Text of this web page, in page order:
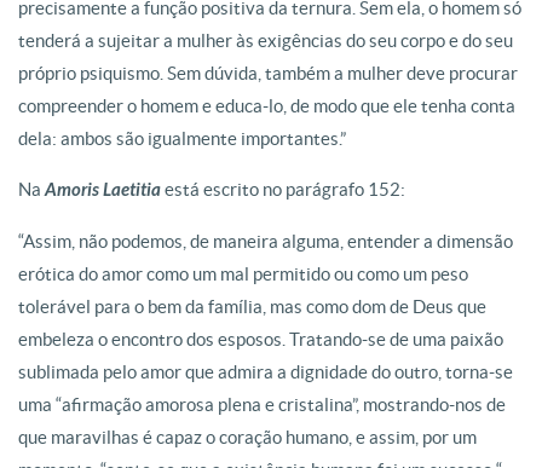
precisamente a função positiva da ternura. Sem ela, o homem só
tenderá a sujeitar a mulher às exigências do seu corpo e do seu
próprio psiquismo. Sem dúvida, também a mulher deve procurar
compreender o homem e educa-lo, de modo que ele tenha conta
dela: ambos são igualmente importantes.”
Na Amoris Laetitiaestá escrito no parágrafo 152:
“Assim, não podemos, de maneira alguma, entender a dimensão
erótica do amor como um mal permitido ou como um peso
tolerável para o bem da família, mas como dom de Deus que
embeleza o encontro dos esposos. Tratando-se de uma paixão
sublimada pelo amor que admira a dignidade do outro, torna-se
uma “afirmação amorosa plena e cristalina”, mostrando-nos de
que maravilhas é capaz o coração humano, e assim, por um